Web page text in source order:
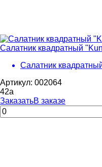
Салатник квадратный
Салатник
Артикул: 002064
42a
ЗаказатьВ заказе